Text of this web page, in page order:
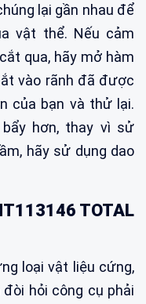
lại gần nhau để
vật thể. Nếu cảm
qua, hãy mở hàm
vào rãnh đã được
của bạn và thử lại.
hơn, thay vì sử
hãy sử dụng dao
TOTAL
loại vật liệu cứng,
hỏi công cụ phải